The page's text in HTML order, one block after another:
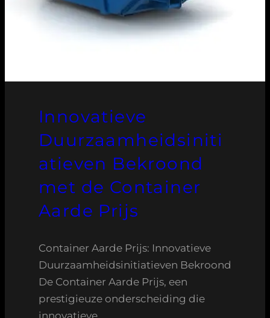
Innovatieve
Duurzaamheidsiniti
atieven Bekroond
met de Container
Aarde Prijs
Container Aarde Prijs: Innovatieve
Duurzaamheidsinitiatieven Bekroond
De Container Aarde Prijs, een
prestigieuze onderscheiding die
innovatieve